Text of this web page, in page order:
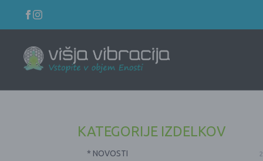
KATEGORIJE IZDELKOV
* NOVOSTI